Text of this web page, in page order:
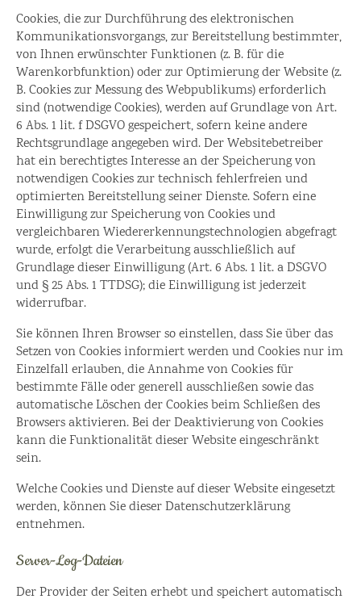
Cookies, die zur Durchführung des elektronischen
Kommunikationsvorgangs, zur Bereitstellung bestimmter,
von Ihnen erwünschter Funktionen (z. B. für die
Warenkorbfunktion) oder zur Optimierung der Website (z.
B. Cookies zur Messung des Webpublikums) erforderlich
sind (notwendige Cookies), werden auf Grundlage von Art.
6 Abs. 1 lit. f DSGVO gespeichert, sofern keine andere
Rechtsgrundlage angegeben wird. Der Websitebetreiber
hat ein berechtigtes Interesse an der Speicherung von
notwendigen Cookies zur technisch fehlerfreien und
optimierten Bereitstellung seiner Dienste. Sofern eine
Einwilligung zur Speicherung von Cookies und
vergleichbaren Wiedererkennungstechnologien abgefragt
wurde, erfolgt die Verarbeitung ausschließlich auf
Grundlage dieser Einwilligung (Art. 6 Abs. 1 lit. a DSGVO
und § 25 Abs. 1 TTDSG); die Einwilligung ist jederzeit
widerrufbar.
Sie können Ihren Browser so einstellen, dass Sie über das
Setzen von Cookies informiert werden und Cookies nur im
Einzelfall erlauben, die Annahme von Cookies für
bestimmte Fälle oder generell ausschließen sowie das
automatische Löschen der Cookies beim Schließen des
Browsers aktivieren. Bei der Deaktivierung von Cookies
kann die Funktionalität dieser Website eingeschränkt
sein.
Welche Cookies und Dienste auf dieser Website eingesetzt
werden, können Sie dieser Datenschutzerklärung
entnehmen.
Server-Log-Dateien
Der Provider der Seiten erhebt und speichert automatisch